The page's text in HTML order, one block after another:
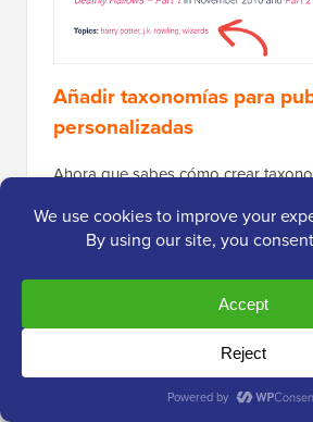
Añadir taxonomías para
personalizadas
Ahora que sabes cómo crear
ejemplo.
Vamos a crear una taxonomía y la
ficción'. Dado que tenemos un tipo
personalizado llamado 'Libros', es
crearías una publicación de blog